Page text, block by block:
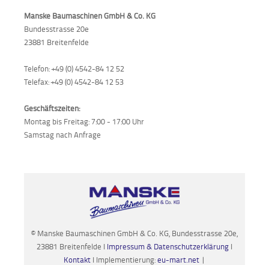
Manske Baumaschinen GmbH & Co. KG
Bundesstrasse 20e
23881 Breitenfelde
Telefon: +49 (0) 4542-84 12 52
Telefax: +49 (0) 4542-84 12 53
Geschäftszeiten:
Montag bis Freitag: 7:00 - 17:00 Uhr
Samstag nach Anfrage
© Manske Baumaschinen GmbH & Co. KG, Bundesstrasse 20e,
23881 Breitenfelde I Impressum & Datenschutzerklärung I
Kontakt I Implementierung:eu-mart.net |